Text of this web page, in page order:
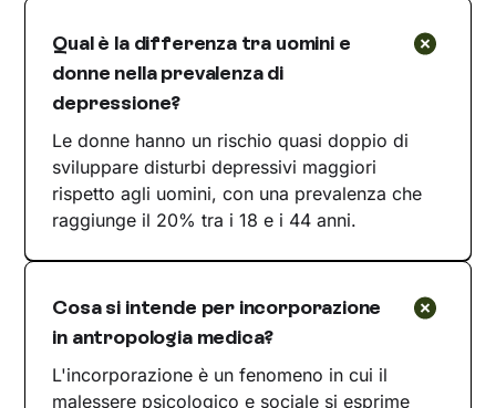
Qual è la differenza tra uomini e
donne nella prevalenza di
depressione?
Le donne hanno un rischio quasi doppio di
sviluppare disturbi depressivi maggiori
rispetto agli uomini, con una prevalenza che
raggiunge il 20% tra i 18 e i 44 anni.
Cosa si intende per incorporazione
in antropologia medica?
L'incorporazione è un fenomeno in cui il
malessere psicologico e sociale si esprime